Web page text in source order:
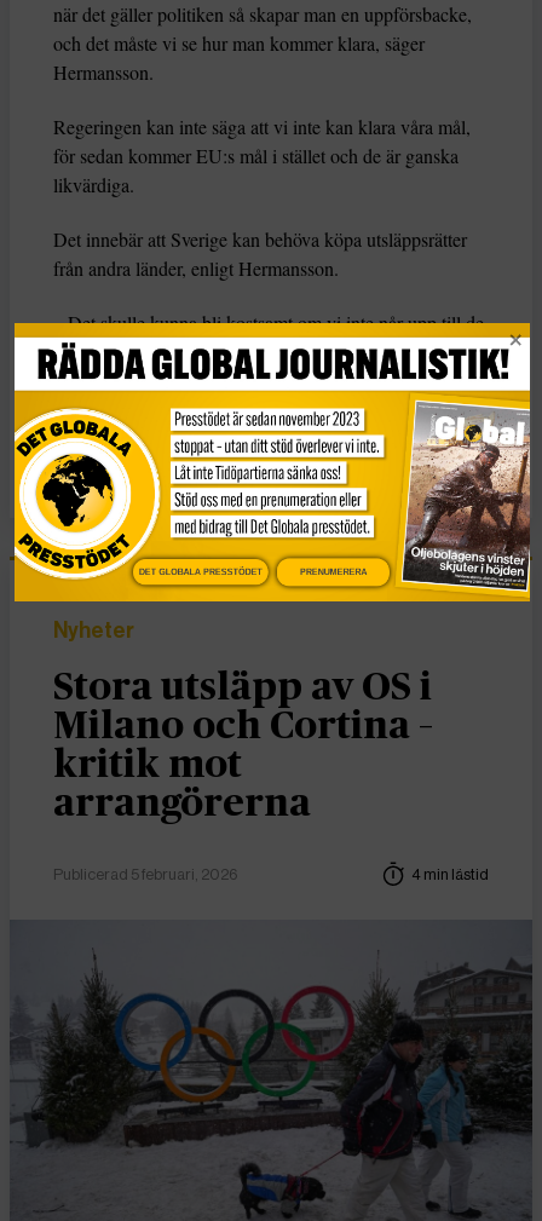
när det gäller politiken så skapar man en uppförsbacke,
och det måste vi se hur man kommer klara, säger
Hermansson.
Regeringen kan inte säga att vi inte kan klara våra mål,
för sedan kommer EU:s mål i stället och de är ganska
likvärdiga.
Det innebär att Sverige kan behöva köpa utsläppsrätter
från andra länder, enligt Hermansson.
– Det skulle kunna bli kostsamt om vi inte når upp till de
mål som EU har ställt upp, säger Cecilia Hermansson.
KATEGORI
Nyheter
TAGGAR
Klimat reduktionsplikt
Nyheter
Stora utsläpp av OS i
Milano och Cortina –
kritik mot
arrangörerna
Publicerad 5 februari, 2026 4 min lästid
DET GLOBALA PRESSTÖDET PRENUMERERA